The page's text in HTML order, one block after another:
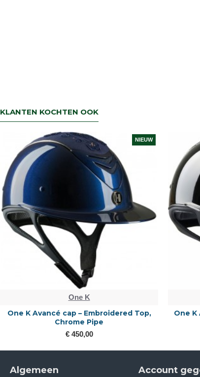
KLANTEN KOCHTEN OOK
NIEUW
One K
One K Avancé cap – Embroidered Top,
Chrome Pipe
€ 450,00
One
Algemeen Account